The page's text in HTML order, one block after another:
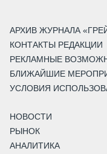
АРХИВ ЖУРНАЛА
КОНТАКТЫ РЕДАКЦИИ
РЕКЛАМНЫЕ
БЛИЖАЙШИЕ
УСЛОВИЯ
НОВОСТИ
РЫНОК
АНАЛИТИКА